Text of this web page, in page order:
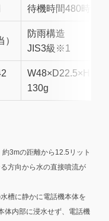
待機時間480時間
防雨構造
JIS3級※1
W48×D22.5×H135
130g
3mの距離から12.5リット
方向から水の直接噴流が
槽に静かに電話機本体を
体内部に浸水せず、電話機